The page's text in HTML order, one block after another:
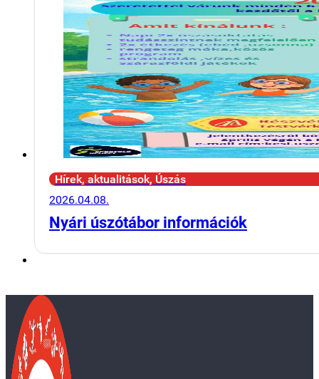
Hírek, aktualitások, Úszás
2026.04.08.
Nyári úszótábor információk